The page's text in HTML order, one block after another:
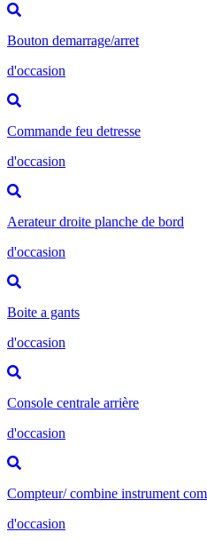
Bouton demarrage/arret
d'occasion
Commande feu detresse
d'occasion
Aerateur droite planche de bord
d'occasion
Boite a gants
d'occasion
Console centrale arrière
d'occasion
Compteur/ combine instrument
d'occasion